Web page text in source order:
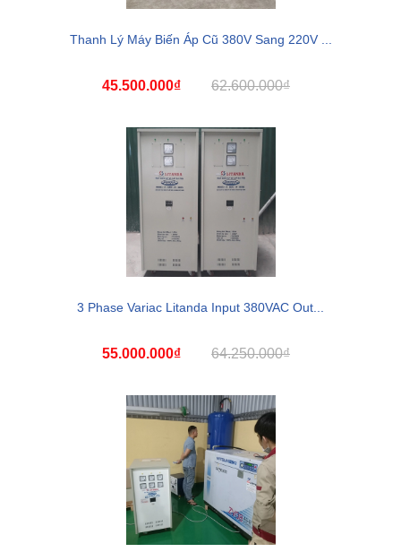
Thanh Lý Máy Biến Áp Cũ 380V Sang 220V ...
45.500.000₫ 62.600.000₫
3 Phase Variac Litanda Input 380VAC Out...
55.000.000₫ 64.250.000₫